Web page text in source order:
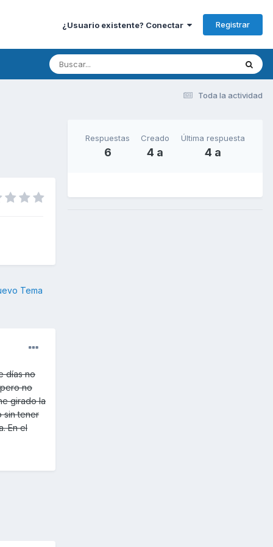
¿Usuario existente? Conectar Registrar
Toda la actividad
Tema
días no
no
girado la
sin tener
En el
Respuestas
6
Creado
4 a
Última respuesta
4 a